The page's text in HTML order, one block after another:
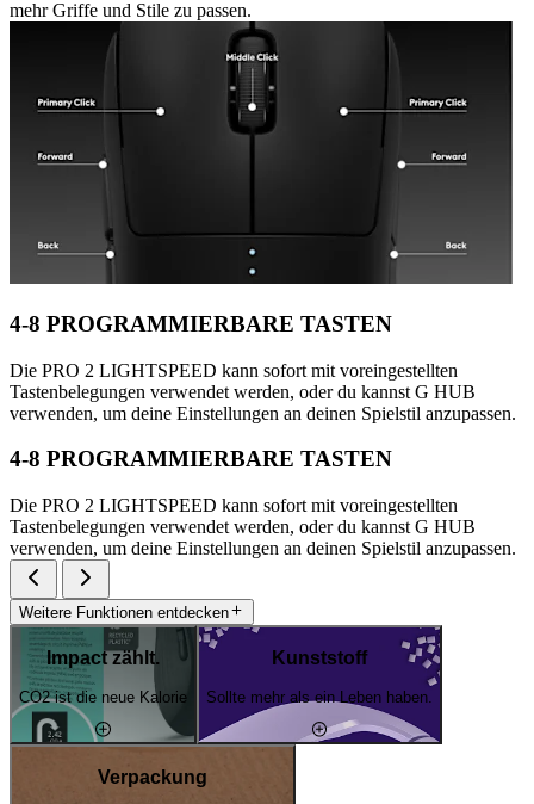
mehr Griffe und Stile zu passen.
4-8 PROGRAMMIERBARE TASTEN
Die PRO 2 LIGHTSPEED kann sofort mit voreingestellten
Tastenbelegungen verwendet werden, oder du kannst G HUB
verwenden, um deine Einstellungen an deinen Spielstil anzupassen.
4-8 PROGRAMMIERBARE TASTEN
Die PRO 2 LIGHTSPEED kann sofort mit voreingestellten
Tastenbelegungen verwendet werden, oder du kannst G HUB
verwenden, um deine Einstellungen an deinen Spielstil anzupassen.
Weitere Funktionen entdecken
Impact zählt.
CO2 ist die neue Kalorie
Kunststoff
Sollte mehr als ein Leben haben.
Verpackung